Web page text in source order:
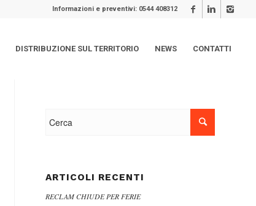
Informazioni e preventivi: 0544 408312
DISTRIBUZIONE SUL TERRITORIO NEWS CONTATTI
ARTICOLI RECENTI
RECLAM CHIUDE PER FERIE